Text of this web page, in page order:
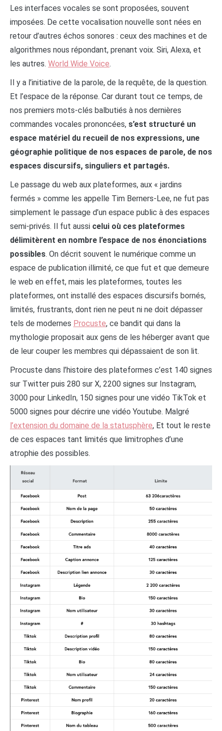
Les interfaces vocales se sont proposées, souvent
imposées. De cette vocalisation nouvelle sont nées en
retour d’autres échos sonores : ceux des machines et de
algorithmes nous répondant, prenant voix. Siri, Alexa, et
les autres. World Wide Voice.
Il y a l’initiative de la parole, de la requête, de la question.
Et l’espace de la réponse. Car durant tout ce temps, de
nos premiers mots-clés balbutiés à nos dernières
commandes vocales prononcées, s’est structuré un
espace matériel du recueil de nos expressions, une
géographie politique de nos espaces de parole, de nos
espaces discursifs, singuliers et partagés.
Le passage du web aux plateformes, aux « jardins
fermés » comme les appelle Tim Berners-Lee, ne fut pas
simplement le passage d’un espace public à des espaces
semi-privés. Il fut aussi celui où ces plateformes
délimitèrent en nombre l’espace de nos énonciations
possibles. On décrit souvent le numérique comme un
espace de publication illimité, ce que fut et que demeure
le web en effet, mais les plateformes, toutes les
plateformes, ont installé des espaces discursifs bornés,
limités, frustrants, dont rien ne peut ni ne doit dépasser
tels de modernes Procuste, ce bandit qui dans la
mythologie proposait aux gens de les héberger avant que
de leur couper les membres qui dépassaient de son lit.
Procuste dans l’histoire des plateformes c’est 140 signes
sur Twitter puis 280 sur X, 2200 signes sur Instagram,
3000 pour LinkedIn, 150 signes pour une vidéo TikTok et
5000 signes pour décrire une vidéo Youtube. Malgré
l’extension du domaine de la statusphère, Et tout le reste
de ces espaces tant limités que limitrophes d’une
atrophie des possibles.